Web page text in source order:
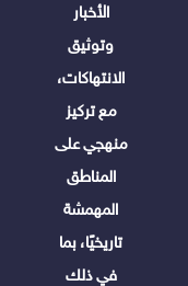
الأخبار
وتوثيق
الانتهاكات،
مع تركيز
منهجي على
المناطق
المهمشة
تاريخيًا، بما
في ذلك